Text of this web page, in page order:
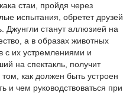
стаи, пройдя через
испытания, обретет друзей
Джунгли станут аллюзией на
а в образах животных
с их устремлениями и
на спектакль, получит
как должен быть устроен
и чем руководствоваться при